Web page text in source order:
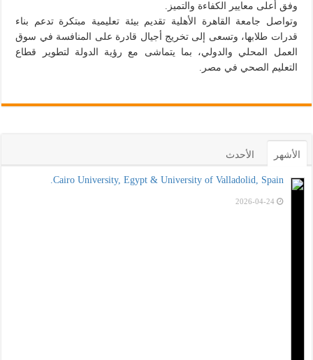
وفق أعلى معايير الكفاءة والتميز.
وتواصل جامعة القاهرة الأهلية تقديم بيئة تعليمية مبتكرة تدعم بناء
قدرات طلابها، وتسعى إلى تخريج أجيال قادرة على المنافسة في سوق
العمل المحلي والدولي، بما يتماشى مع رؤية الدولة لتطوير قطاع
التعليم الصحي في مصر.
الأشهر الأحدث
Cairo University, Egypt & University of Valladolid, Spain.
2026-04-24